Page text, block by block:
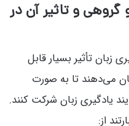
گروهی و تاثیر آن در
زبان تأثیر بسیار قابل
می‌دهند تا به صورت
یادگیری زبان شرکت کنند.
از: